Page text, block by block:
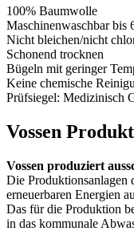
100% Baumwolle
Maschinenwaschbar bis
Nicht bleichen/nicht
Schonend trocknen
Bügeln mit geringer
Keine chemische
Prüfsiegel: Medizinisch
Vossen
Vossen produziert
Die Produktionsanlagen
erneuerbaren Energien
Das für die Produktion
in das kommunale